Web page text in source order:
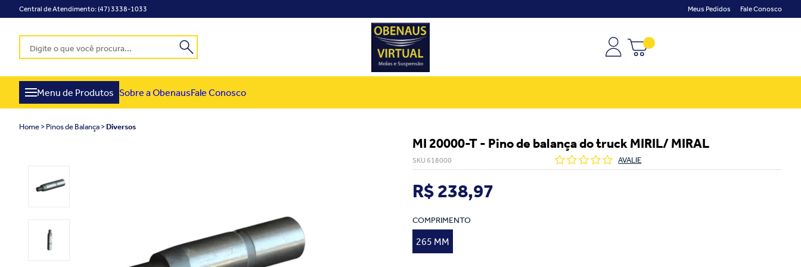
Central de Atendimento: (47) 3338-1033 Meus Pedidos Fale Conosco
Menu de Produtos Sobre a ObenausFale Conosco
Home Pinos de Balança Diversos
MI 20000-T - Pino de balança do truck MIRIL/ MIRAL
SKU 618000 AVALIE
R$ 238,97
COMPRIMENTO
265 MM